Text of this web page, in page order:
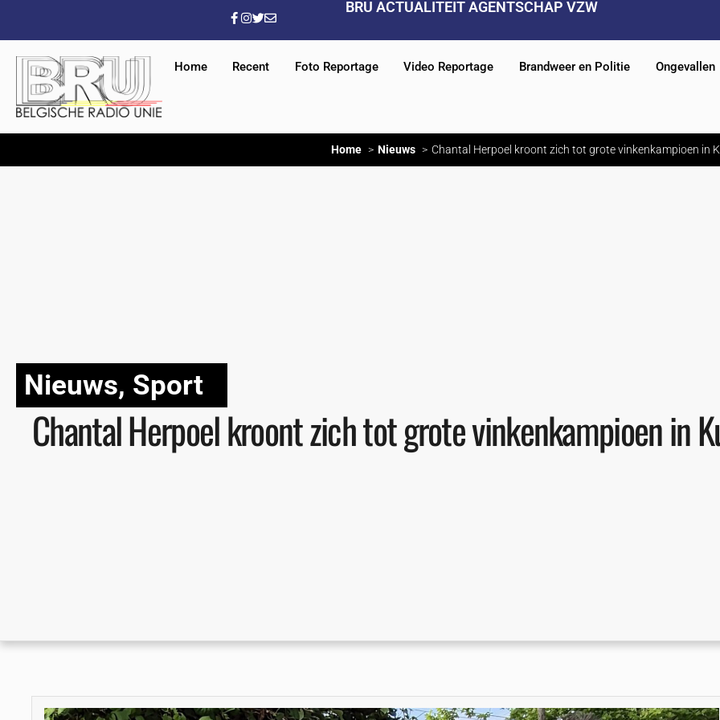
BRU ACTUALITEIT AGENTSCHAP VZW
Home Recent Foto Reportage Video Reportage Brandweer en Politie Ongevallen
Home Nieuws Chantal Herpoel kroont zich tot grote vinkenkampioen in
Nieuws, Sport
Chantal Herpoel kroont zich tot grote vinkenkampioen in